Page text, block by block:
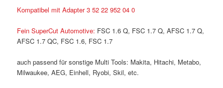
Kompatibel mit Adapter 3 52 22 952 04 0
Fein SuperCut Automotive: FSC 1.6 Q, FSC 1.7 Q, AFSC 1.7 Q,
AFSC 1.7 QC, FSC 1.6, FSC 1.7
auch passend für sonstige Multi Tools: Makita, Hitachi, Metabo,
Milwaukee, AEG, Einhell, Ryobi, Skil, etc.